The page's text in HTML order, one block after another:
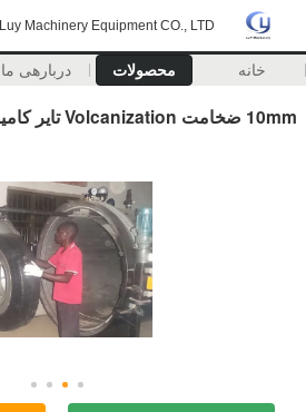
Luy Machinery Equipment CO., LTD
خانه محصولات دربارهی ما
10mm ضخامت Volcanization تایر کامیون Autoclave